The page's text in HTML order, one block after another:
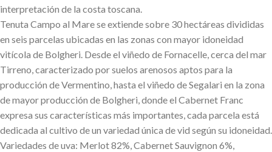
interpretación de la costa toscana.
Tenuta Campo al Mare se extiende sobre 30 hectáreas divididas
en seis parcelas ubicadas en las zonas con mayor idoneidad
vitícola de Bolgheri. Desde el viñedo de Fornacelle, cerca del mar
Tirreno, caracterizado por suelos arenosos aptos para la
producción de Vermentino, hasta el viñedo de Segalari en la zona
de mayor producción de Bolgheri, donde el Cabernet Franc
expresa sus características más importantes, cada parcela está
dedicada al cultivo de un variedad única de vid según su idoneidad.
Variedades de uva: Merlot 82%, Cabernet Sauvignon 6%,